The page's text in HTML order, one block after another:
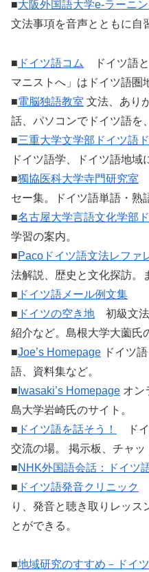
■大阪外国語大学e-ラーニ
文法事項を音声とともに自
■ ドイツ語コム
ドイツ語
マニストへ」はドイツ語圏
■電脳独語教室 文法、あり
話、パソコンでドイツ語を
■三重大学文学部ドイツ語
ドイツ語学、ドイツ語地域
■獨協医科大学寺門研究室
セー集。ドイツ語単語・熟
■名古屋大学言語文化学部
学習の案内。
■Pacoドイツ語文法レファ
法解説、歴史と文化探訪。
■ ドイツ語メール例文集
■ ドイツの空き地 初級文法
紹介など。島根大学大薗氏
■Joe’s Homepage ドイツ
語、資料集など。
■ Iwasaki’s Homepage オン
島大学岩崎氏のサイト。
■ ドイツ語を話そう！
ドイ
交流の場。 掲示板、チャッ
■NHK外国語会話：ドイツ
■ ドイツ語発音クリニック
り、発音と聴き取りレッス
とができる。
■地域研究のすすめ－ドイ